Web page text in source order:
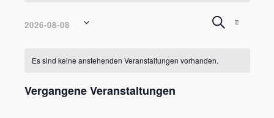
Kontakt
Ansichten,
Suche
Monat
2026-08-08
wählen.
von
Es sind keine anstehenden Veranstaltungen vorhanden.
Vergangene Veranstaltungen